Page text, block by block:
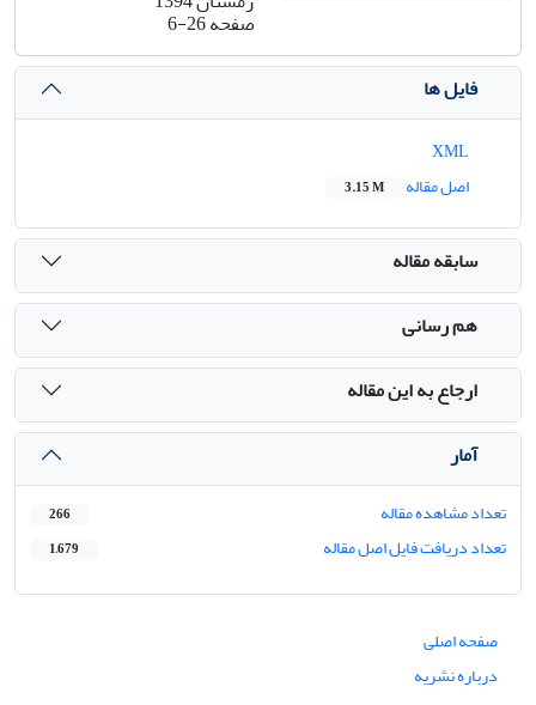
صفحه6-26
فایل ها
اصل مقاله
3.15 M
سابقه مقاله
هم رسانی
ارجاع به این مقاله
آمار
تعداد مشاهده مقاله 266
تعداد دریافت فایل اصل مقاله 1,679
صفحه اصلی
درباره نشریه